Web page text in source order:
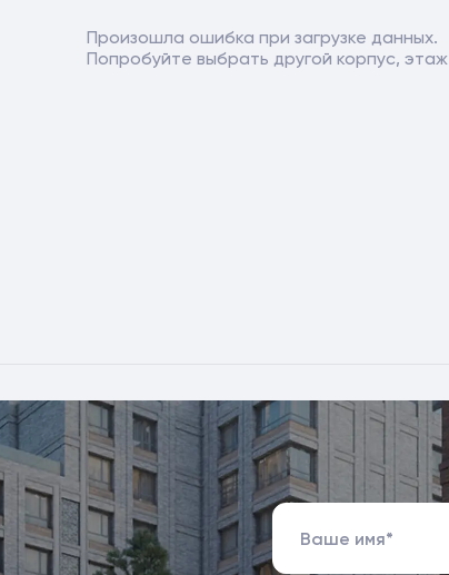
Произошла ошибка при загрузке данных.
Попробуйте выбрать другой корпус, этаж